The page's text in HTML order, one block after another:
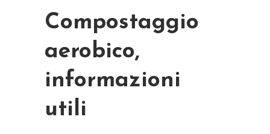
Compostaggio
aerobico,
informazioni
utili